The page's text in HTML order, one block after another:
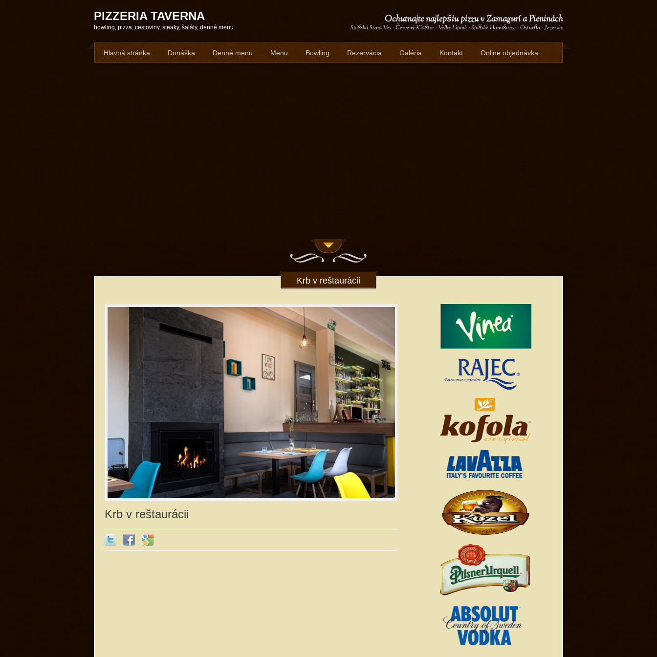
Hlavná stránka Donáška Denné menu Menu Bowling Rezervácia Galéria Kontakt Online objednávka
PIZZERIA TAVERNA
bowling, pizza, cestoviny, steaky, šaláty, denné menu
Ochutnajte najlepšiu pizzu v Zamagurí a Pieninách
Spišská Stará Ves - Červený Kláštor - Veľký Lipník - Spišské Hanušovce - Osturňa - Jezersko
Krb v reštaurácii
Krb v reštaurácii